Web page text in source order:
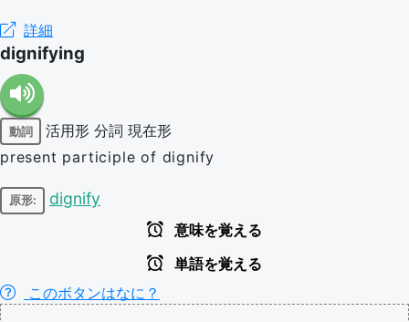
詳細
dignifying
動詞 活用形 分詞 現在形
present participle of dignify
原形: dignify
意味を覚える
単語を覚える
このボタンはなに？